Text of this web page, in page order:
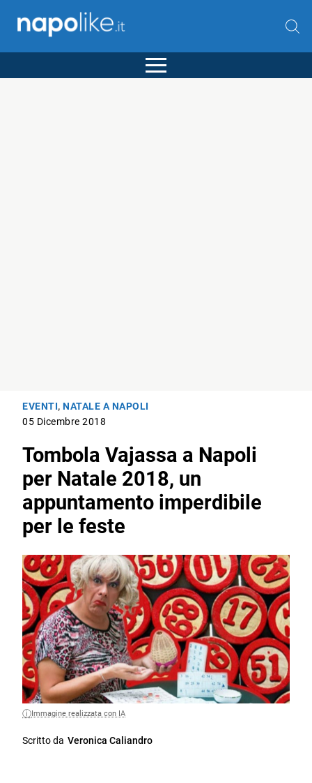
EVENTI,NATALE A NAPOLI
05 Dicembre 2018
Tombola Vajassa a Napoli
per Natale 2018, un
appuntamento imperdibile
per le feste
Immagine realizzata con IA
Scritto da Veronica Caliandro